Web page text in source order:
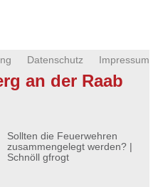
Impressum
Datenschutz
an der Raab
Sollten die Feuerwehren
zusammengelegt werden? |
Schnöll gfrogt